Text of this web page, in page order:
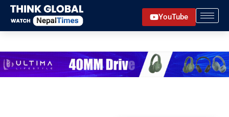
Skip
content
YouTube